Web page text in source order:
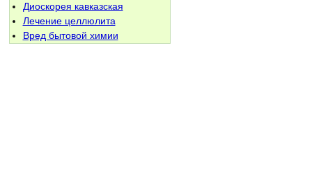
Диоскорея кавказская
Лечение целлюлита
Вред бытовой химии